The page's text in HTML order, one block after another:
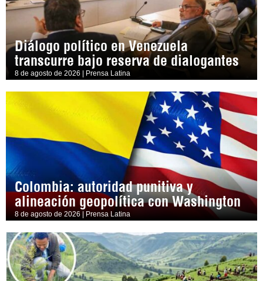
Diálogo político en Venezuela
transcurre bajo reserva de dialogantes
8 de agosto de 2026 | Prensa Latina
Colombia: autoridad punitiva y
alineación geopolítica con Washington
8 de agosto de 2026 | Prensa Latina